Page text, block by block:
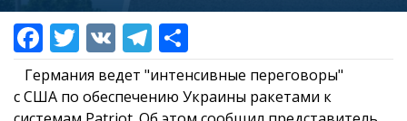
Германия ведет "интенсивные переговоры"
с США по обеспечению Украины ракетами к